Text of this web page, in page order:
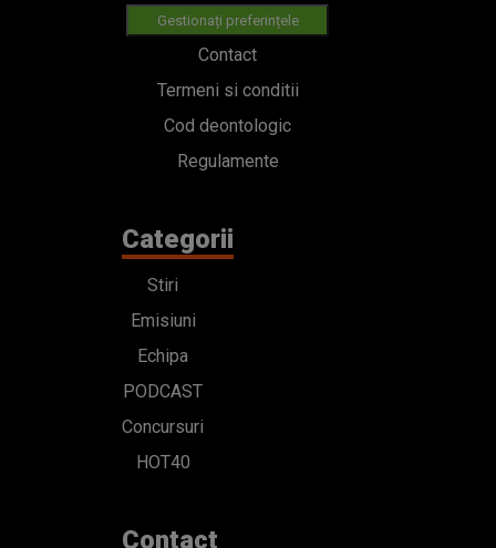
Gestionați preferințele
Contact
Termeni si conditii
Cod deontologic
Regulamente
Categorii
Stiri
Emisiuni
Echipa
PODCAST
Concursuri
HOT40
Contact